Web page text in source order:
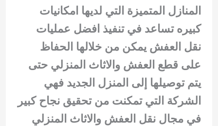
المنازل المتميزة التي لديها امكانيات
كبيره تساعد في تنفيذ افضل عمليات
نقل العفش يمكن من خلالها الحفاظ
على قطع العفش والاثاث المنزلي حتى
يتم توصيلها إلى المنزل الجديد فهي
الشركة التي تمكنت من تحقيق نجاح كبير
في مجال نقل العفش والاثاث المنزلي